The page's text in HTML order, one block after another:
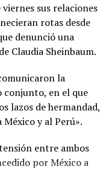
a consultar los
las medidas de
efectos de este
entre las
de salud.
sus relaciones
rotas desde
denunció una
Claudia Sheinbaum.
la
conjunto, en el que
lazos de hermandad,
y al Perú».
entre ambos
por México a